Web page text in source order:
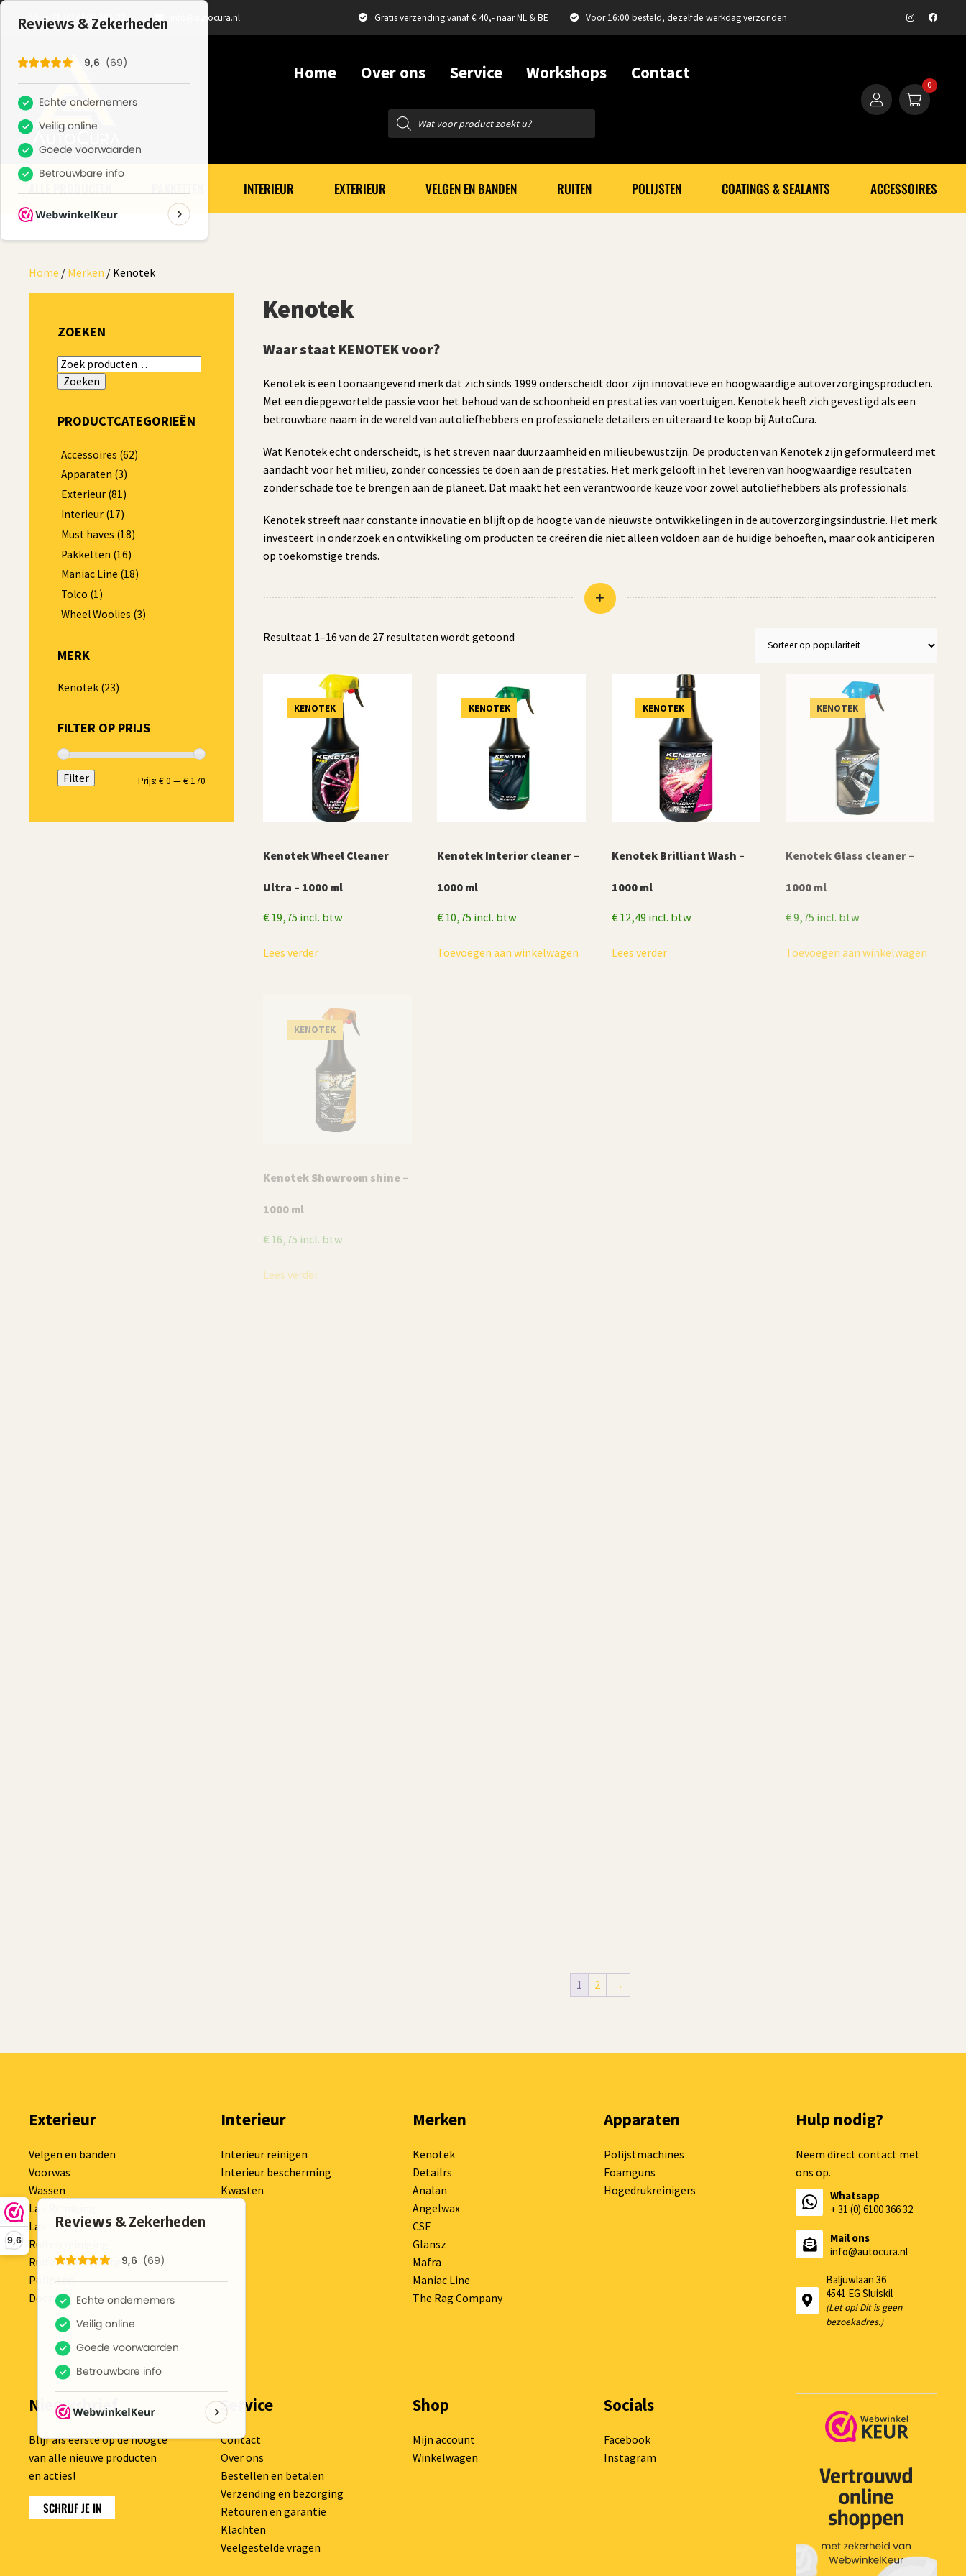
9,6
+ 31 (0) 6100 366 32 info@autocura.nl Gratis verzending vanaf € 40,- naar NL & BE Voor 16:00 besteld, dezelfde werkdag verzonden
Home Over ons Service Workshops Contact
Producten
zoeken
0
ALLE PRODUCTEN PAKKETTEN INTERIEUR EXTERIEUR VELGEN EN BANDEN RUITEN POLIJSTEN COATINGS & SEALANTS ACCESSOIRES
Home / Merken / Kenotek
ZOEKEN
Zoeken
naar:
Zoeken
PRODUCTCATEGORIEËN
Accessoires (62)
Apparaten (3)
Exterieur (81)
Interieur (17)
Must haves (18)
Pakketten (16)
Maniac Line (18)
Tolco (1)
Wheel Woolies (3)
MERK
Kenotek (23)
FILTER OP PRIJS
Filter Prijs:€ 0 —€ 170
Kenotek
Waar staat KENOTEK voor?
Kenotek is een toonaangevend merk dat zich sinds 1999 onderscheidt door zijn innovatieve en hoogwaardige autoverzorgingsproducten.
Met een diepgewortelde passie voor het behoud van de schoonheid en prestaties van voertuigen. Kenotek heeft zich gevestigd als een
betrouwbare naam in de wereld van autoliefhebbers en professionele detailers en uiteraard te koop bij AutoCura.
Wat Kenotek echt onderscheidt, is het streven naar duurzaamheid en milieubewustzijn. De producten van Kenotek zijn geformuleerd met
aandacht voor het milieu, zonder concessies te doen aan de prestaties. Het merk gelooft in het leveren van hoogwaardige resultaten
zonder schade toe te brengen aan de planeet. Dat maakt het een verantwoorde keuze voor zowel autoliefhebbers als professionals.
Kenotek streeft naar constante innovatie en blijft op de hoogte van de nieuwste ontwikkelingen in de autoverzorgingsindustrie. Het merk
investeert in onderzoek en ontwikkeling om producten te creëren die niet alleen voldoen aan de huidige behoeften, maar ook anticiperen
op toekomstige trends.
Resultaat 1–16 van de 27 resultaten wordt getoond
KENOTEK
Kenotek Wheel Cleaner
Ultra – 1000 ml
€ 19,75 incl. btw
Lees verder
KENOTEK
Kenotek Interior cleaner –
1000 ml
€ 10,75 incl. btw
Toevoegen aan winkelwagen
KENOTEK
Kenotek Brilliant Wash –
1000 ml
€12,49 incl. btw
Lees verder
KENOTEK
Kenotek Glass cleaner –
1000 ml
€9,75 incl. btw
Toevoegen aan winkelwagen
KENOTEK
Kenotek Showroom shine –
1000 ml
€ 16,75 incl. btw
Lees verder
1 2 →
Exterieur
Velgen en banden
Voorwas
Wassen
Lak Reiniging
Lak verzegeling
Ruiten reiniging
Ruiten verzegeling
Polijsten
Doeken
Interieur
Interieur reinigen
Interieur bescherming
Kwasten
Merken
Kenotek
Detailrs
Analan
Angelwax
CSF
Glansz
Mafra
Maniac Line
The Rag Company
Apparaten
Polijstmachines
Foamguns
Hogedrukreinigers
Hulp nodig?
Neem direct contact met
ons op.
Whatsapp
+ 31 (0) 6100 366 32
Mail ons
info@autocura.nl
Baljuwlaan 36
4541 EG Sluiskil
(Let op! Dit is geen
bezoekadres.)
Nieuwsbrief
Blijf als eerste op de hoogte
van alle nieuwe producten
en acties!
SCHRIJF JE IN
Service
Contact
Over ons
Bestellen en betalen
Verzending en bezorging
Retouren en garantie
Klachten
Veelgestelde vragen
Shop
Mijn account
Winkelwagen
Socials
Facebook
Instagram